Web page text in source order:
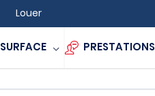
Louer
SURFACE PRESTATIONS